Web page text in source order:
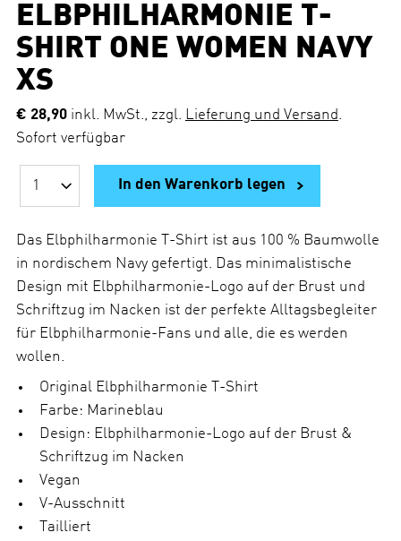
ELBPHILHARMONIE T-
SHIRT ONE WOMEN NAVY
XS
€ 28,90inkl. MwSt., zzgl. Lieferung und Versand.
Sofort verfügbar
n
a
h
l
In den Warenkorb legen
Das Elbphilharmonie T-Shirt ist aus 100 % Baumwolle
in nordischem Navy gefertigt. Das minimalistische
Design mit Elbphilharmonie-Logo auf der Brust und
Schriftzug im Nacken ist der perfekte Alltagsbegleiter
für Elbphilharmonie-Fans und alle, die es werden
wollen.
Original Elbphilharmonie T-Shirt
Farbe: Marineblau
Design: Elbphilharmonie-Logo auf der Brust &
Schriftzug im Nacken
Vegan
V-Ausschnitt
Tailliert